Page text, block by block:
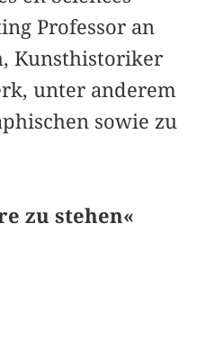
Professor an
Kunsthistoriker
unter anderem
sowie zu
zu stehen«